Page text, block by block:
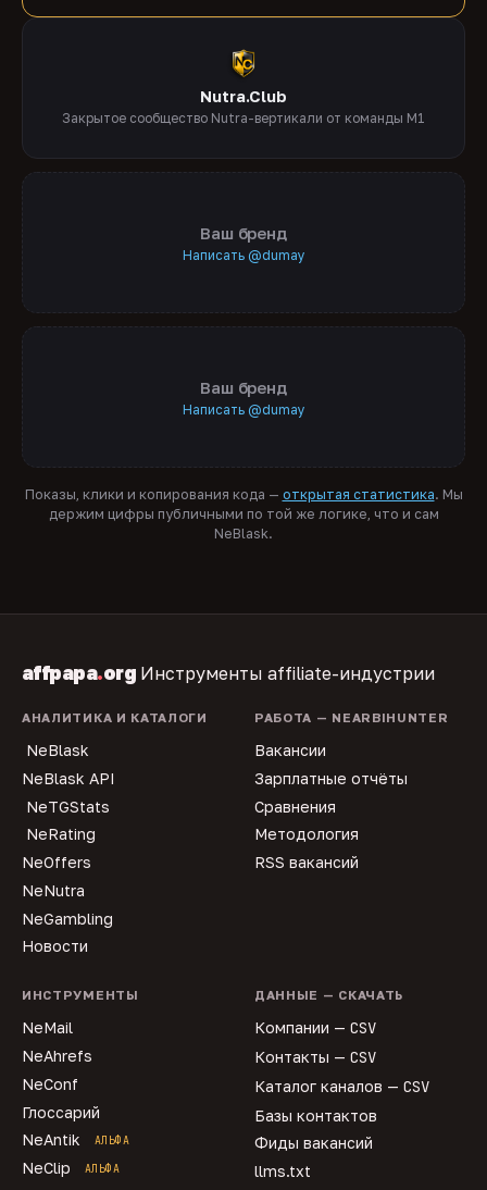
Nutra.Club
Закрытое сообщество Nutra-вертикали от команды M1
Ваш бренд
Написать @dumay
Ваш бренд
Написать @dumay
Показы, клики и копирования кода — открытая статистика. Мы
держим цифры публичными по той же логике, что и сам
NeBlask.
affpapa.org Инструменты affiliate-индустрии
АНАЛИТИКА И КАТАЛОГИ
NeBlask
NeBlask API
NeTGStats
NeRating
NeOffers
NeNutra
NeGambling
Новости
РАБОТА — NEARBIHUNTER
Вакансии
Зарплатные отчёты
Сравнения
Методология
RSS вакансий
ИНСТРУМЕНТЫ
NeMail
NeAhrefs
NeConf
Глоссарий
NeAntik
АЛЬФА
NeClip АЛЬФА
ДАННЫЕ — СКАЧАТЬ
Компании — CSV
Контакты — CSV
Каталог каналов — CSV
Базы контактов
Фиды вакансий
llms.txt